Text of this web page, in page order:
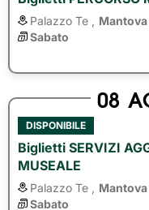
Palazzo Te ,
Mantova
Sabato
08
DISPONIBILE
Biglietti SERVIZI
MUSEALE
Palazzo Te ,
Mantova
Sabato